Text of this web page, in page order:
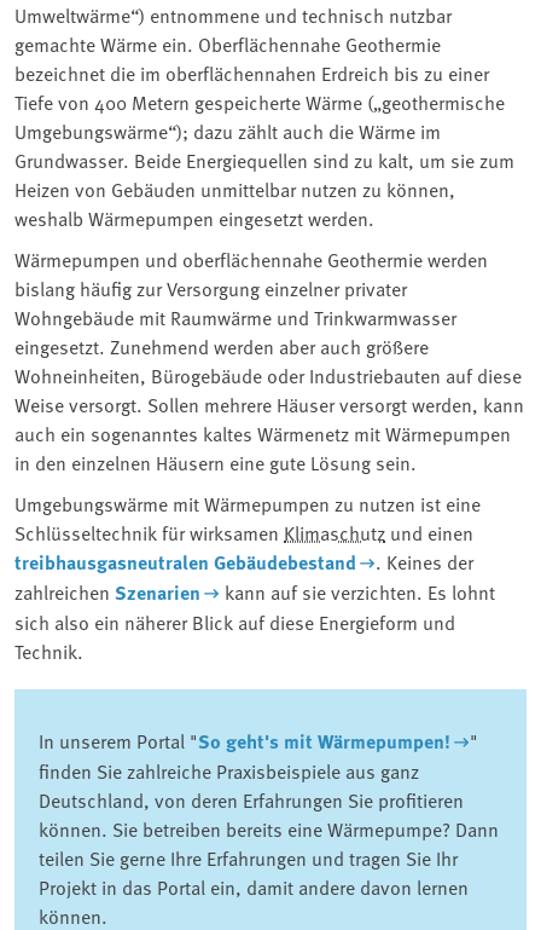
Umweltwärme“) entnommene und technisch nutzbar
gemachte Wärme ein. Oberflächennahe Geothermie
bezeichnet die im oberflächennahen Erdreich bis zu einer
Tiefe von 400 Metern gespeicherte Wärme („geothermische
Umgebungswärme“); dazu zählt auch die Wärme im
Grundwasser. Beide Energiequellen sind zu kalt, um sie zum
Heizen von Gebäuden unmittelbar nutzen zu können,
weshalb Wärmepumpen eingesetzt werden.
Wärmepumpen und oberflächennahe Geothermie werden
bislang häufig zur Versorgung einzelner privater
Wohngebäude mit Raumwärme und Trinkwarmwasser
eingesetzt. Zunehmend werden aber auch größere
Wohneinheiten, Bürogebäude oder Industriebauten auf diese
Weise versorgt. Sollen mehrere Häuser versorgt werden, kann
auch ein sogenanntes kaltes Wärmenetz mit Wärmepumpen
in den einzelnen Häusern eine gute Lösung sein.
Umgebungswärme mit Wärmepumpen zu nutzen ist eine
Schlüsseltechnik für wirksamen Klimaschutz und einen
treibhausgasneutralen Gebäudebestand
. Keines der
zahlreichen Szenarien
kann auf sie verzichten. Es lohnt
sich also ein näherer Blick auf diese Energieform und
Technik.
In unserem Portal "So geht's mit Wärmepumpen!
"
finden Sie zahlreiche Praxisbeispiele aus ganz
Deutschland, von deren Erfahrungen Sie profitieren
können. Sie betreiben bereits eine Wärmepumpe? Dann
teilen Sie gerne Ihre Erfahrungen und tragen Sie Ihr
Projekt in das Portal ein, damit andere davon lernen
können.